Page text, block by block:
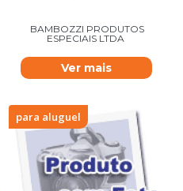
BAMBOZZI PRODUTOS
ESPECIAIS LTDA
Ver mais
para aluguel